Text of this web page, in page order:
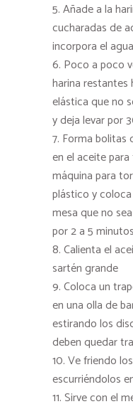
Añade a la
cucharadas de
incorpora el
Poco a poco
harina restantes
elástica que no
y deja levar por
Forma bolitas
en el aceite
máquina para
plástico y
mesa que no
por 2 a 5
Calienta el
sartén grande
Coloca un
en una olla de
estirando los
deben quedar
Ve friendo
escurriéndolos
Sirve con el